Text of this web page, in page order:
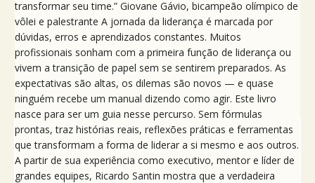
transformar seu time.” Giovane Gávio, bicampeão olímpico de
vôlei e palestrante A jornada da liderança é marcada por
dúvidas, erros e aprendizados constantes. Muitos
profissionais sonham com a primeira função de liderança ou
vivem a transição de papel sem se sentirem preparados. As
expectativas são altas, os dilemas são novos — e quase
ninguém recebe um manual dizendo como agir. Este livro
nasce para ser um guia nesse percurso. Sem fórmulas
prontas, traz histórias reais, reflexões práticas e ferramentas
que transformam a forma de liderar a si mesmo e aos outros.
A partir de sua experiência como executivo, mentor e líder de
grandes equipes, Ricardo Santin mostra que a verdadeira